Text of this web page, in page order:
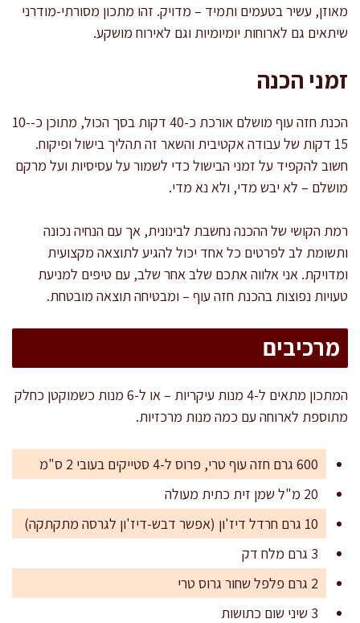
מאוזן, עשיר בטעמים ותמיד – מדויק. זהו מתכון מסורתי-מודרני
שיתאים גם לארוחות יומיומיות וגם לאירוח מושקע.
זמני הכנה
הכנת חזה עוף מושלם אורכת כ-40 דקות בסך הכול, מתוכן כ-10-
15 דקות של עבודה אקטיבית והשאר זה תהליך בישול ופיקוח.
חשוב להקפיד על זמני הבישול כדי לשמור על עסיסיות ועל מרקם
מושלם – לא יבש מדי, ולא נא מדי.
רמת הקושי של ההכנה נחשבת לבינונית, אך עם הנחיה נכונה
ותשומת לב לפרטים כל אחד יכול להגיע לתוצאה מקצועית
ומדויקת. אני אלווה אתכם שלב אחר שלב, עם טיפים למניעת
טעויות נפוצות בהכנת חזה עוף – ומבטיחה תוצאה מובטחת.
מרכיבים
המתכון מתאים ל-4 מנות עיקריות – או ל-6 מנות כשמוקטן כחלק
מתוספת לארוחה עם כמה מנות מרכזיות.
600 גרם חזה עוף טרי, פרוס ל-4 סטייקים בעובי 2 ס"מ
20 מ"ל שמן זית כתית מעולה
10 גרם חרדל דיז'ון (אפשר דבש-דיז'ון לגרסה מתקתקה)
3 גרם מלח דק
2 גרם פלפל שחור גרוס טרי
3 שיני שום כתושות